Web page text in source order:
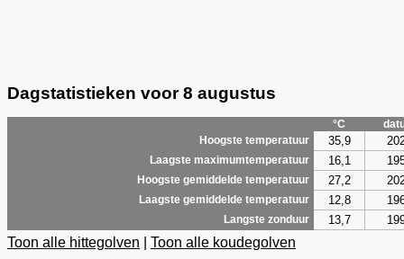
Dagstatistieken voor 8 augustus
°C
Hoogste temperatuur
35,9
Laagste maximumtemperatuur 16,1
Hoogste gemiddelde temperatuur 27,2
Laagste gemiddelde temperatuur 12,8
Langste zonduur 13,7
Toon alle hittegolven
Toon alle koudegolven